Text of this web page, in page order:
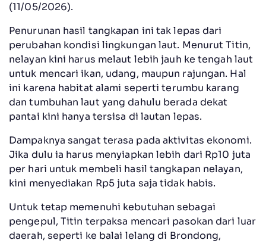
(11/05/2026).
Penurunan hasil tangkapan ini tak lepas dari
perubahan kondisi lingkungan laut. Menurut Titin,
nelayan kini harus melaut lebih jauh ke tengah laut
untuk mencari ikan, udang, maupun rajungan. Hal
ini karena habitat alami seperti terumbu karang
dan tumbuhan laut yang dahulu berada dekat
pantai kini hanya tersisa di lautan lepas.
Dampaknya sangat terasa pada aktivitas ekonomi.
Jika dulu ia harus menyiapkan lebih dari Rp10 juta
per hari untuk membeli hasil tangkapan nelayan,
kini menyediakan Rp5 juta saja tidak habis.
Untuk tetap memenuhi kebutuhan sebagai
pengepul, Titin terpaksa mencari pasokan dari luar
daerah, seperti ke balai lelang di Brondong,